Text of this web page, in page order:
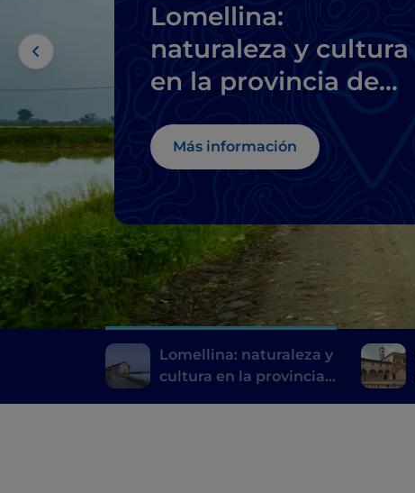
Lomellina:
naturaleza y cultura
en la provincia de
Más información
Lomellina: naturaleza y
cultura en la provincia